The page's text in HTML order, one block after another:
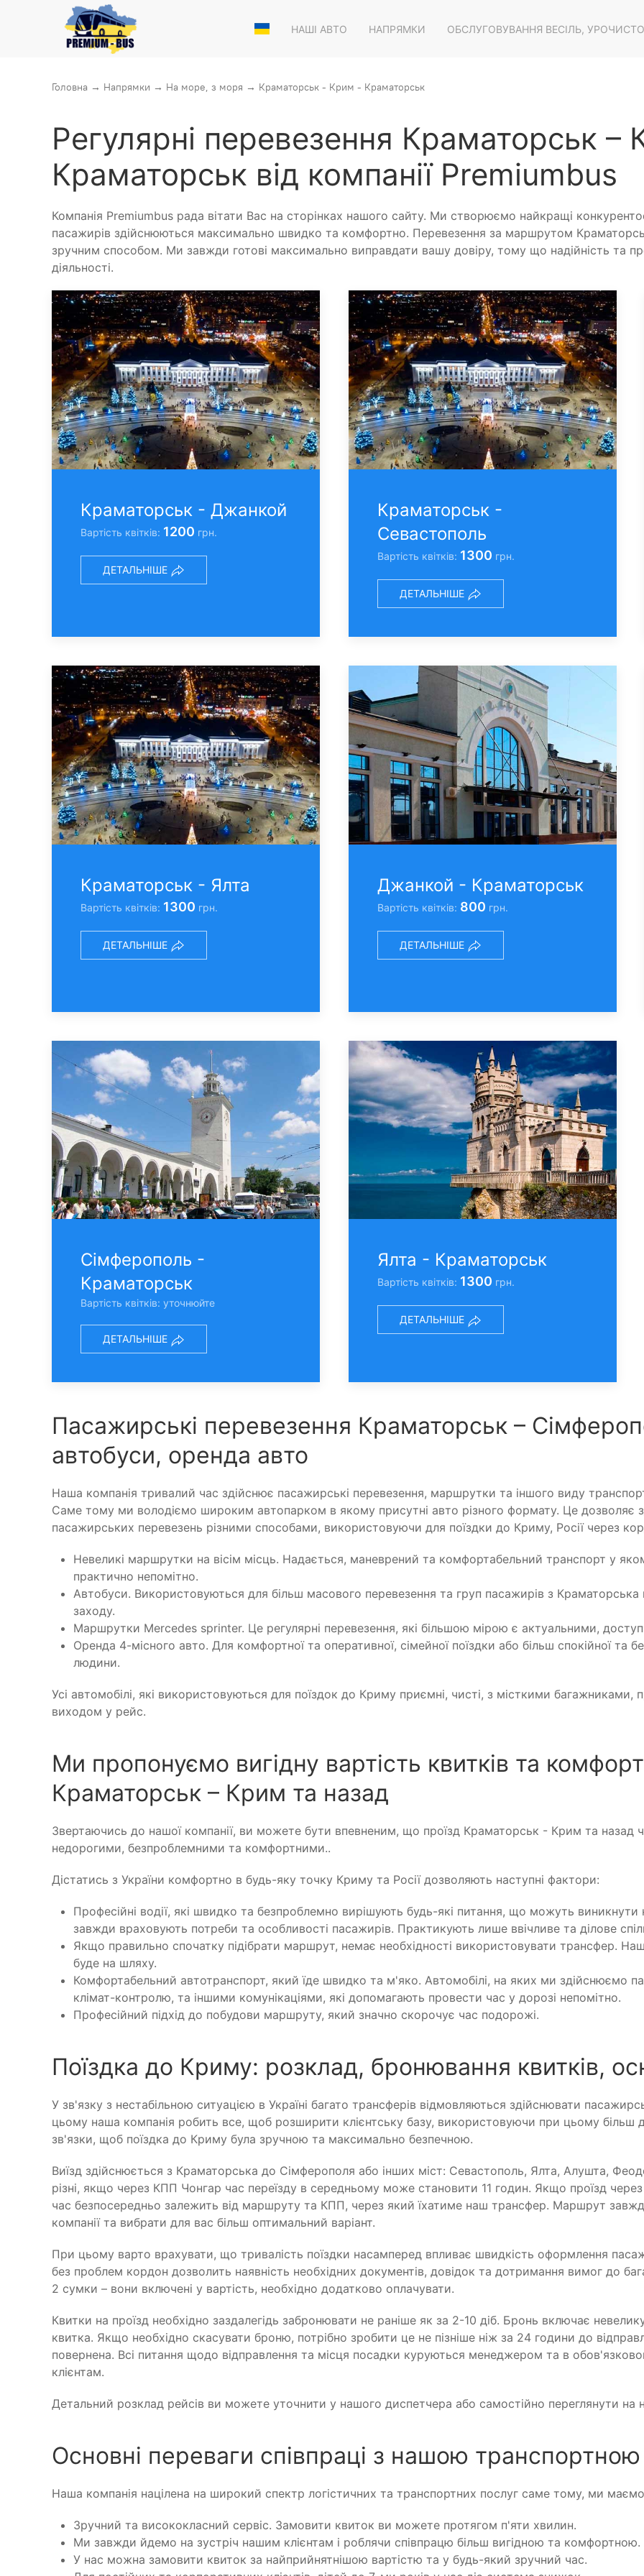
НАШІ АВТО НАПРЯМКИ ОБСЛУГОВУВАННЯ ВЕСІЛЬ,
Головна → Напрямки → На море, з моря → Краматорськ - Крим - Краматорськ
Регулярні перевезення Краматорськ –
Краматорськ від компанії Premiumbus
Компанія Premiumbus рада вітати Вас на сторінках нашого сайту. Ми створюємо найкращі
пасажирів здійснюються максимально швидко та комфортно. Перевезення за маршрутом
зручним способом. Ми завжди готові максимально виправдати вашу довіру, тому що надійність та
діяльності.
Краматорськ - Джанкой
Вартість квітків: 1200 грн.
ДЕТАЛЬНІШЕ
Краматорськ -
Севастополь
Вартість квітків: 1300 грн.
ДЕТАЛЬНІШЕ
Краматорськ - Ялта
Вартість квітків: 1300 грн.
ДЕТАЛЬНІШЕ
Джанкой - Краматорськ
Вартість квітків: 800 грн.
ДЕТАЛЬНІШЕ
Сімферополь -
Краматорськ
Вартість квітків: уточнюйте
ДЕТАЛЬНІШЕ
Ялта - Краматорськ
Вартість квітків: 1300 грн.
ДЕТАЛЬНІШЕ
Пасажирські перевезення Краматорськ –
автобуси, оренда авто
Наша компанія тривалий час здійснює пасажирські перевезення, маршрутки та іншого виду
Саме тому ми володіємо широким автопарком в якому присутні авто різного формату. Це дозволяє
пасажирських перевезень різними способами, використовуючи для поїздки до Криму, Росії через
Невеликі маршрутки на вісім місць. Надається, маневрений та комфортабельний транспорт у
практично непомітно.
Автобуси. Використовуються для більш масового перевезення та груп пасажирів з
заходу.
Маршрутки Mercedes sprinter. Це регулярні перевезення, які більшою мірою є актуальними,
Оренда 4-місного авто. Для комфортної та оперативної, сімейної поїздки або більш спокійної та
людини.
Усі автомобілі, які використовуються для поїздок до Криму приємні, чисті, з місткими
виходом у рейс.
Ми пропонуємо вигідну вартість квитків та
Краматорськ – Крим та назад
Звертаючись до нашої компанії, ви можете бути впевненим, що проїзд Краматорськ - Крим та назад
недорогими, безпроблемними та комфортними..
Дістатись з України комфортно в будь-яку точку Криму та Росії дозволяють наступні фактори:
Професійні водії, які швидко та безпроблемно вирішують будь-які питання, що можуть
завжди враховують потреби та особливості пасажирів. Практикують лише ввічливе та ділове
Якщо правильно спочатку підібрати маршрут, немає необхідності використовувати трансфер.
буде на шляху.
Комфортабельний автотранспорт, який їде швидко та м'яко. Автомобілі, на яких ми здійснюємо
клімат-контролю, та іншими комунікаціями, які допомагають провести час у дорозі непомітно.
Професійний підхід до побудови маршруту, який значно скорочує час подорожі.
Поїздка до Криму: розклад, бронювання квитків,
У зв'язку з нестабільною ситуацією в Україні багато трансферів відмовляються здійснювати
цьому наша компанія робить все, щоб розширити клієнтську базу, використовуючи при цьому більш
зв'язки, щоб поїздка до Криму була зручною та максимально безпечною.
Виїзд здійснюється з Краматорська до Сімферополя або інших міст: Севастополь, Ялта, Алушта,
різні, якщо через КПП Чонгар час переїзду в середньому може становити 11 годин. Якщо проїзд
час безпосередньо залежить від маршруту та КПП, через який їхатиме наш трансфер. Маршрут
компанії та вибрати для вас більш оптимальний варіант.
При цьому варто врахувати, що тривалість поїздки насамперед впливає швидкість оформлення
без проблем кордон дозволить наявність необхідних документів, довідок та дотримання вимог до
2 сумки – вони включені у вартість, необхідно додатково оплачувати.
Квитки на проїзд необхідно заздалегідь забронювати не раніше як за 2-10 діб. Бронь включає
квитка. Якщо необхідно скасувати броню, потрібно зробити це не пізніше ніж за 24 години до
повернена. Всі питання щодо відправлення та місця посадки куруються менеджером та в
клієнтам.
Детальний розклад рейсів ви можете уточнити у нашого диспетчера або самостійно переглянути на
Основні переваги співпраці з нашою
Наша компанія націлена на широкий спектр логістичних та транспортних послуг саме тому, ми
Зручний та висококласний сервіс. Замовити квиток ви можете протягом п'яти хвилин.
Ми завжди йдемо на зустріч нашим клієнтам і роблячи співпрацю більш вигідною та комфортною.
У нас можна замовити квиток за найприйнятнішою вартістю та у будь-який зручний час.